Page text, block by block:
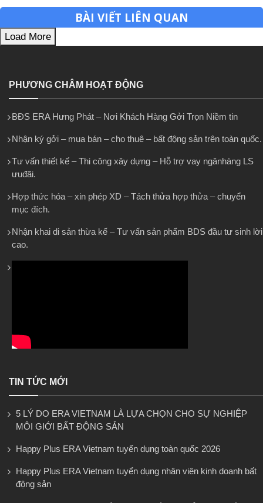
BÀI VIẾT LIÊN QUAN
Load More
PHƯƠNG CHÂM HOẠT ĐỘNG
BĐS ERA Hưng Phát – Nơi Khách Hàng Gởi Trọn Niềm tin
Nhận ký gởi – mua bán – cho thuê – bất động sản trên toàn quốc.
Tư vấn thiết kế – Thi công xây dựng – Hỗ trợ vay ngânhàng LS
ưuđãi.
Hợp thức hóa – xin phép XD – Tách thửa hợp thửa – chuyển
mục đích.
Nhận khai di sản thừa kế – Tư vấn sản phẩm BDS đầu tư sinh lời
cao.
TIN TỨC MỚI
5 LÝ DO ERA VIETNAM LÀ LỰA CHỌN CHO SỰ NGHIỆP
MÔI GIỚI BẤT ĐỘNG SẢN
Happy Plus ERA Vietnam tuyển dụng toàn quốc 2026
Happy Plus ERA Vietnam tuyển dụng nhân viên kinh doanh bất
động sản